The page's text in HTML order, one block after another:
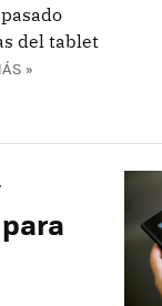
del tablet
»